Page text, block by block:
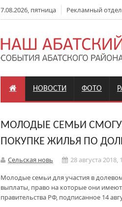
7.08.2026, пятница Рекламный
НОВОСТИ ФОТО
МОЛОДЫЕ СЕМЬИ
ПОКУПКЕ ЖИЛЬЯ ПО
Сельская новь
28 августа 2018,
Молодые семьи для участия в
выплаты, право на которые они
правительства РФ, подписанное 14